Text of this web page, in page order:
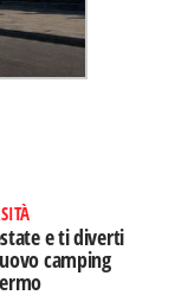
e ti diverti
camping